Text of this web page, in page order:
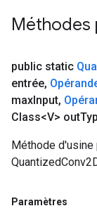
Méthodes
public static
entrée,
maxInput,
Class<V> out
Méthode d'usine
Paramètres